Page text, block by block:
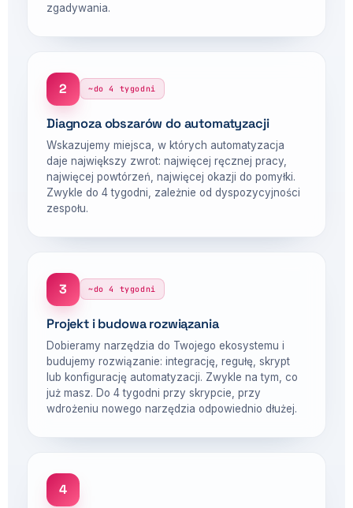
zgadywania.
2 ~do 4 tygodni
Diagnoza obszarów do automatyzacji
Wskazujemy miejsca, w których automatyzacja
daje największy zwrot: najwięcej ręcznej pracy,
najwięcej powtórzeń, najwięcej okazji do pomyłki.
Zwykle do 4 tygodni, zależnie od dyspozycyjności
zespołu.
3 ~do 4 tygodni
Projekt i budowa rozwiązania
Dobieramy narzędzia do Twojego ekosystemu i
budujemy rozwiązanie: integrację, regułę, skrypt
lub konfigurację automatyzacji. Zwykle na tym, co
już masz. Do 4 tygodni przy skrypcie, przy
wdrożeniu nowego narzędzia odpowiednio dłużej.
4